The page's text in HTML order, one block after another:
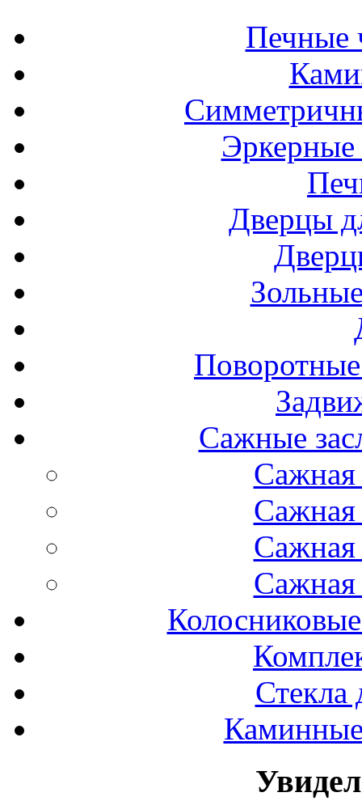
Печные
Дверцы
Сажные
Сажная
Сажная
Сажная
Сажная
Стекла